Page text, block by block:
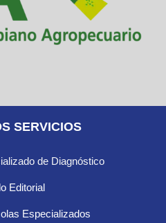
SERVICIOS
de Diagnóstico
Editorial
Especializados